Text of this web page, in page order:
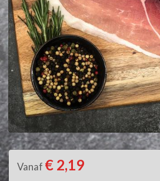
Vanaf € 2,19